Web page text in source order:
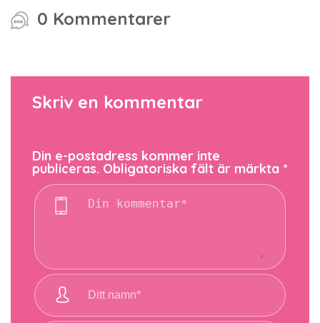
0 Kommentarer
Skriv en kommentar
Din e-postadress kommer inte
publiceras. Obligatoriska fält är märkta *